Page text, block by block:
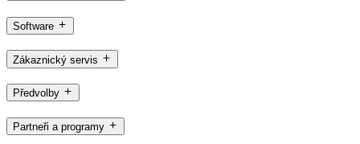
Software
Zákaznický servis
Předvolby
Partneři a programy